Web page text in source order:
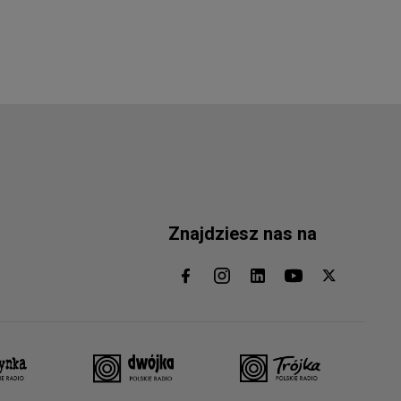
Znajdziesz nas na